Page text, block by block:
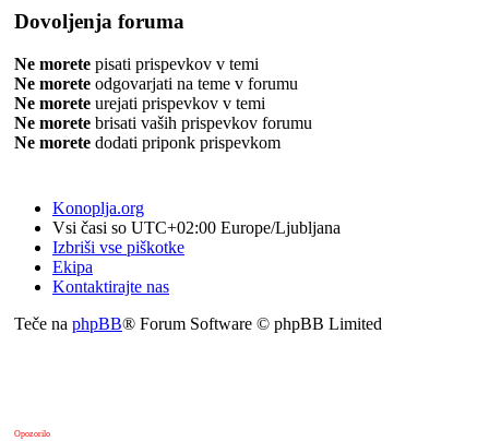
Dovoljenja foruma
Ne morete pisati prispevkov v temi
Ne morete odgovarjati na teme v forumu
Ne morete urejati prispevkov v temi
Ne morete brisati vaših prispevkov forumu
Ne morete dodati priponk prispevkom
Konoplja.org
Vsi časi so UTC+02:00 Europe/Ljubljana
Izbriši vse piškotke
Ekipa
Kontaktirajte nas
Teče na phpBB® Forum Software © phpBB Limited
Opozorilo